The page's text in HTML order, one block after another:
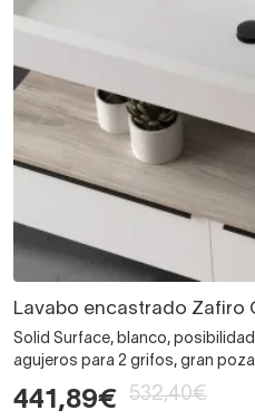
Lavabo encastrado Zafiro
Solid Surface, blanco,
agujeros para 2 grifos, gran
441,89€ 532,40€